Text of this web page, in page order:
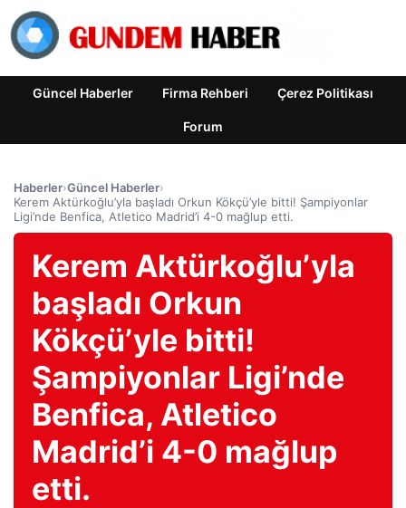
Güncel Haberler Firma Rehberi Çerez Politikası
Forum
Haberler›Güncel Haberler›
Kerem Aktürkoğlu’yla başladı Orkun Kökçü’yle bitti! Şampiyonlar
Ligi’nde Benfica, Atletico Madrid’i 4-0 mağlup etti.
Kerem Aktürkoğlu’yla
başladı Orkun
Kökçü’yle bitti!
Şampiyonlar Ligi’nde
Benfica, Atletico
Madrid’i 4-0 mağlup
etti.